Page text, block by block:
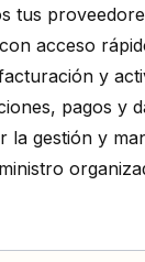
tus
acceso
y
pagos y
la gestión y